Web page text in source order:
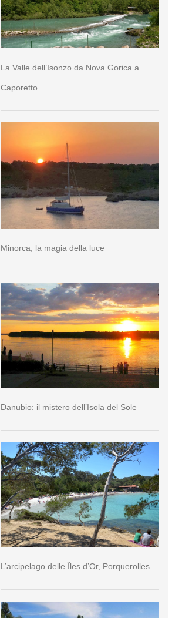
La Valle dell’Isonzo da Nova Gorica a
Caporetto
Minorca, la magia della luce
Danubio: il mistero dell’Isola del Sole
L’arcipelago delle Îles d’Or, Porquerolles